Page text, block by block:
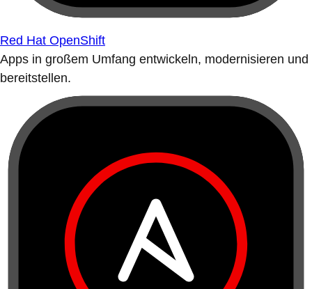
Red Hat OpenShift
Apps in großem Umfang entwickeln, modernisieren und
bereitstellen.